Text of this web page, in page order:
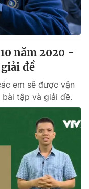
năm 2020 -
đề
em sẽ được vận
tập và giải đề.